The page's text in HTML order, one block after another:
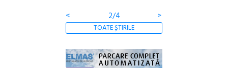
<
2/4 >
TOATE ȘTIRILE